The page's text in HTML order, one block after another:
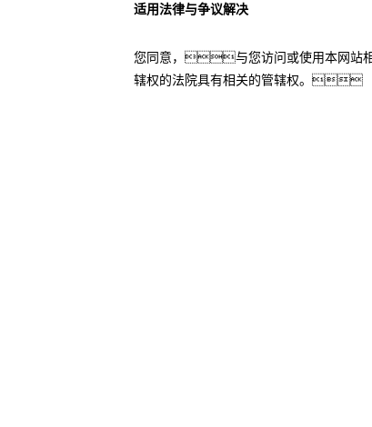
适用法律与争议解决
您同意，与您访问或使用本网
辖权的法院具有相关的管辖权。